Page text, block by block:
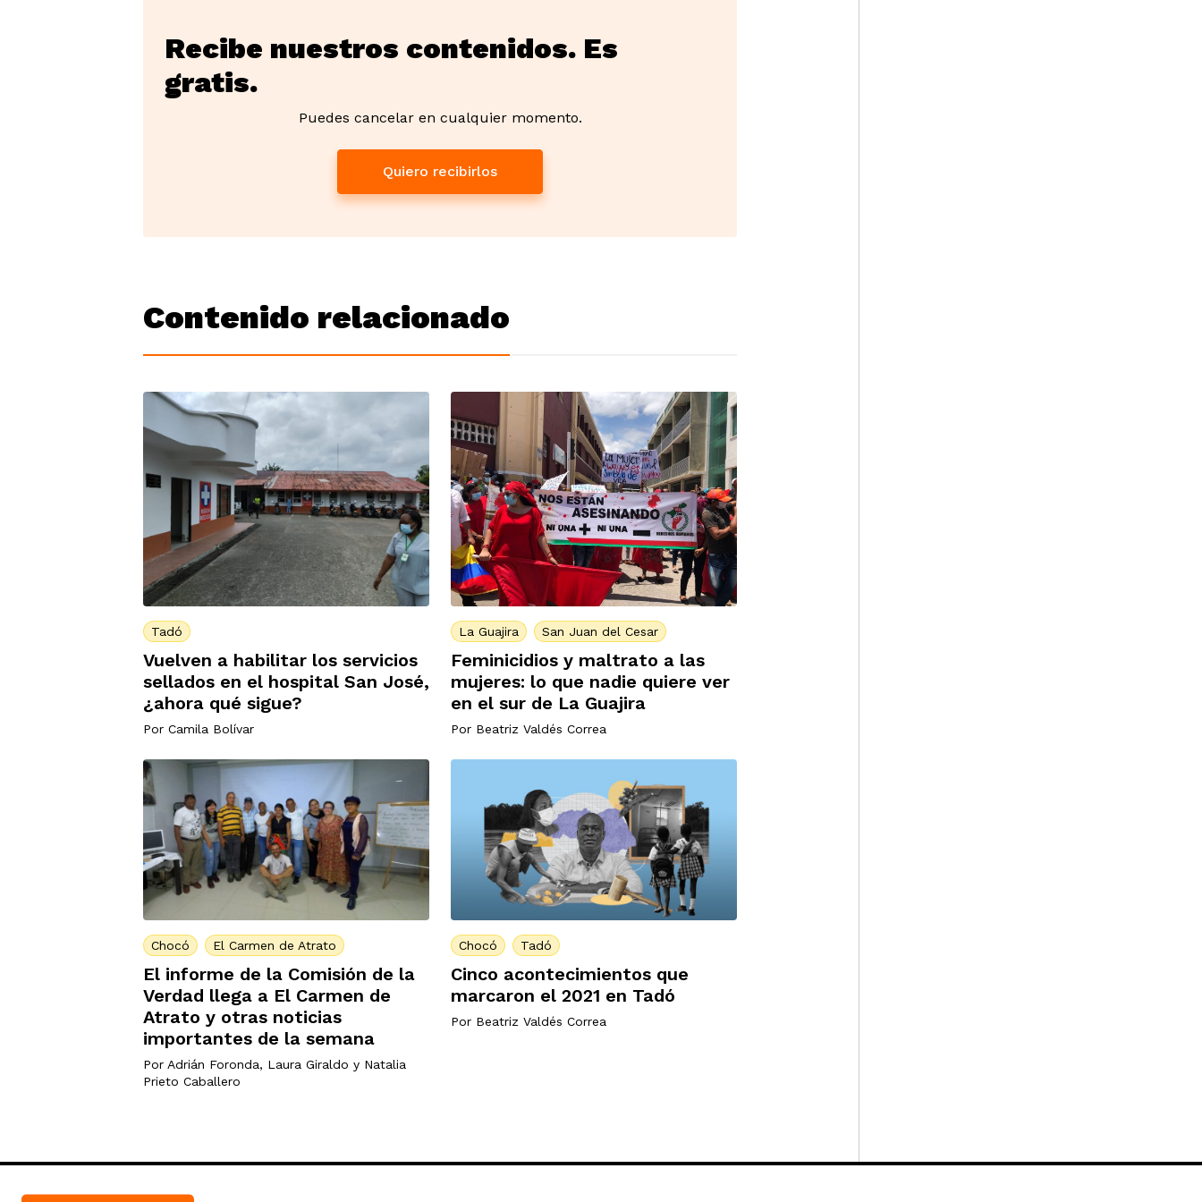
Recibe nuestros contenidos. Es
gratis.
Puedes cancelar en cualquier momento.
Quiero recibirlos
Contenido relacionado
Tadó
Vuelven a habilitar los servicios
sellados en el hospital San José,
¿ahora qué sigue?
Por Camila Bolívar
La Guajira San Juan del Cesar
Feminicidios y maltrato a las
mujeres: lo que nadie quiere ver
en el sur de La Guajira
Por Beatriz Valdés Correa
Chocó El Carmen de Atrato
El informe de la Comisión de la
Verdad llega a El Carmen de
Atrato y otras noticias
importantes de la semana
Por Adrián Foronda, Laura Giraldo y Natalia
Prieto Caballero
Chocó Tadó
Cinco acontecimientos que
marcaron el 2021 en Tadó
Por Beatriz Valdés Correa